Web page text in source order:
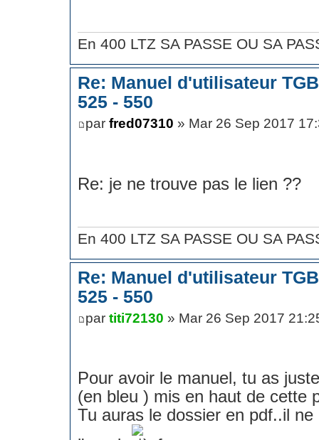
En 400 LTZ SA PASSE OU SA
Re: Manuel d'utilisateur
525 - 550
par fred07310 » Mar 26 Sep 2017
Re: je ne trouve pas le lien ??
En 400 LTZ SA PASSE OU SA
Re: Manuel d'utilisateur
525 - 550
par titi72130 » Mar 26 Sep 2017
Pour avoir le manuel, tu as
(en bleu ) mis en haut de cette
Tu auras le dossier en pdf..il